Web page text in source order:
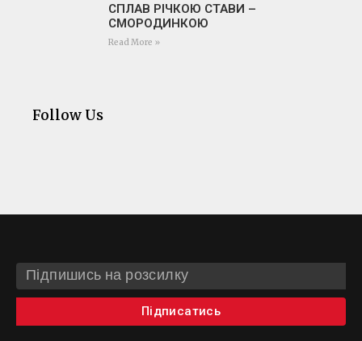
СПЛАВ РІЧКОЮ СТАВИ –
СМОРОДИНКОЮ
Read More »
Follow Us
Підписатись